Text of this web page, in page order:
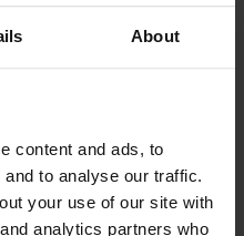
About
content and ads, to
to analyse our traffic.
your use of our site with
analytics partners who